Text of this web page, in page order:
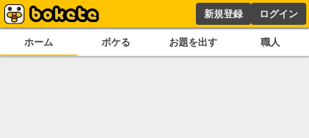
新規登録 ログイン
ホーム ボケる お題を出す 職人